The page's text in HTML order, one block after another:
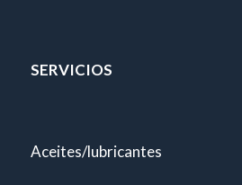
SERVICIOS
Aceites/lubricantes